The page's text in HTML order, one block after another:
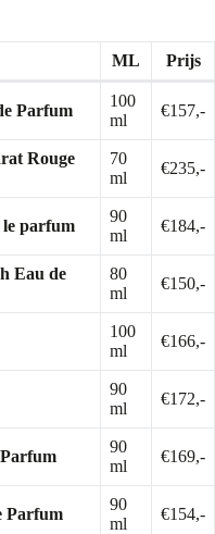
ML Prijs
Parfum
100
ml
€157,-
Rouge
70
ml
€235,-
parfum
90
ml
€184,-
Eau de
80
ml
€150,-
100
ml
€166,-
90
ml
€172,-
90
ml
€169,-
Parfum
90
ml
€154,-